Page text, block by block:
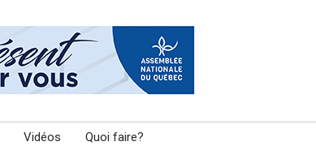
Vidéos Quoi faire?